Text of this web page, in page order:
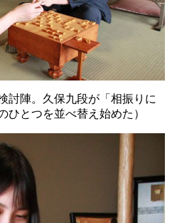
討陣。久保九段が「相振りに
ひとつを並べ替え始めた）